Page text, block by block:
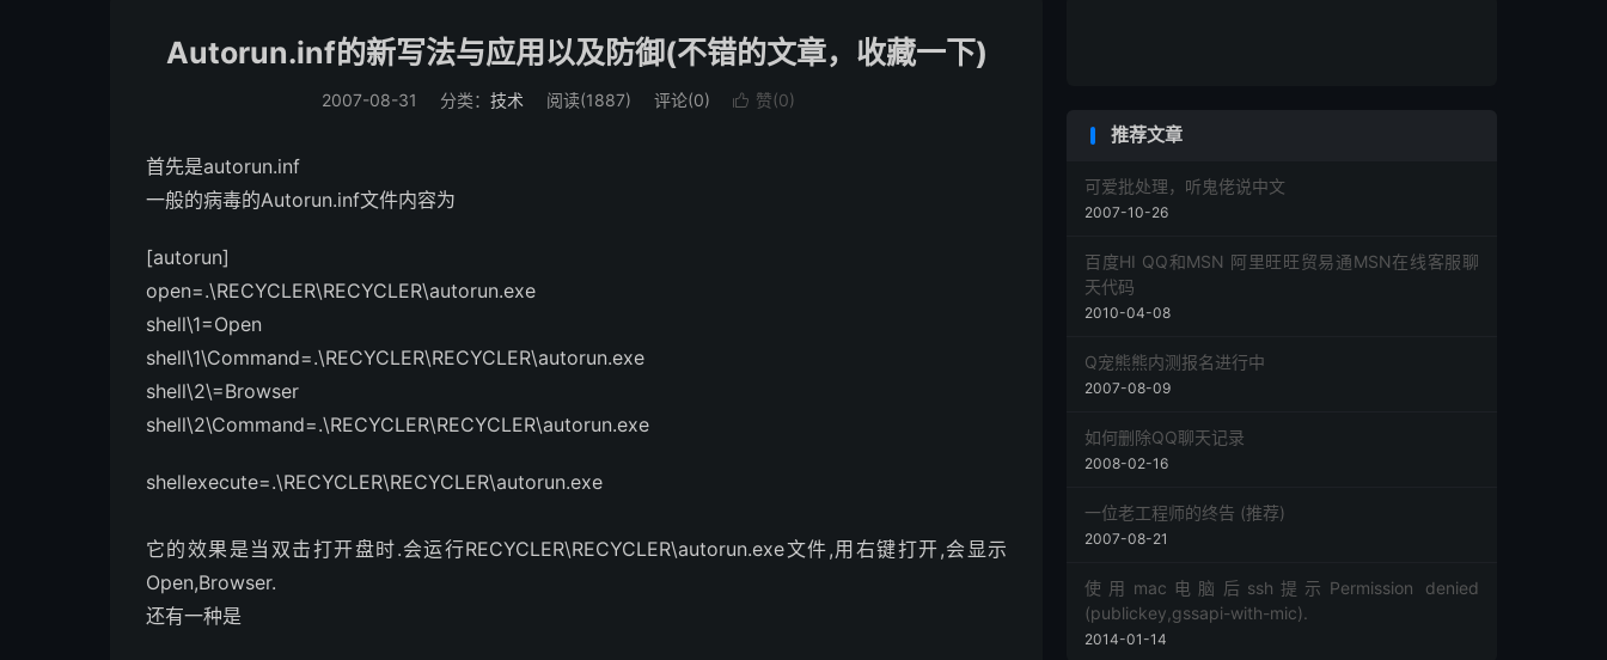
Autorun.inf的新写法与应用以及防御(不错的文章，收藏一下)
2007-08-31 分类： 技术 阅读(1887) 评论(0)  赞(0)
首先是autorun.inf
一般的病毒的Autorun.inf文件内容为
[autorun]
open=.\RECYCLER\RECYCLER\autorun.exe
shell\1=Open
shell\1\Command=.\RECYCLER\RECYCLER\autorun.exe
shell\2\=Browser
shell\2\Command=.\RECYCLER\RECYCLER\autorun.exe
shellexecute=.\RECYCLER\RECYCLER\autorun.exe
它的效果是当双击打开盘时.会运行RECYCLER\RECYCLER\autorun.exe文件,用右键打开,会显示
Open,Browser.
还有一种是
推荐文章
可爱批处理，听鬼佬说中文
2007-10-26
百度HI QQ和MSN 阿里旺旺贸易通MSN在线客服聊
天代码
2010-04-08
Q宠熊熊内测报名进行中
2007-08-09
如何删除QQ聊天记录
2008-02-16
一位老工程师的终告 (推荐)
2007-08-21
使用mac电脑后ssh提示Permission denied
(publickey,gssapi-with-mic).
2014-01-14